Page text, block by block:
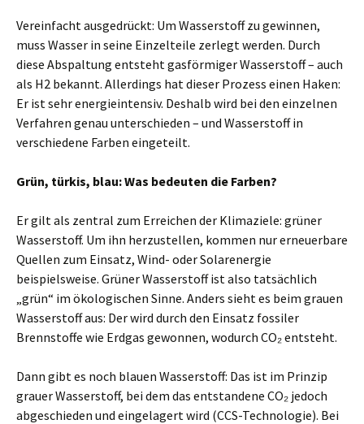
Vereinfacht ausgedrückt: Um Wasserstoff zu gewinnen,
muss Wasser in seine Einzelteile zerlegt werden. Durch
diese Abspaltung entsteht gasförmiger Wasserstoff – auch
als H2 bekannt. Allerdings hat dieser Prozess einen Haken:
Er ist sehr energie­intensiv. Deshalb wird bei den einzelnen
Verfahren genau unterschieden – und Wasserstoff in
verschiedene Farben eingeteilt.
Grün, türkis, blau: Was bedeuten die Farben?
Er gilt als zentral zum Erreichen der Klimaziele: grüner
Wasserstoff. Um ihn herzustellen, kommen nur erneuerbare
Quellen zum Einsatz, Wind- oder Solarenergie
beispielsweise. Grüner Wasserstoff ist also tatsächlich
„grün“ im ökologischen Sinne. Anders sieht es beim grauen
Wasserstoff aus: Der wird durch den Einsatz fossiler
Brennstoffe wie Erdgas gewonnen, wodurch CO₂ entsteht.
Dann gibt es noch blauen Wasserstoff: Das ist im Prinzip
grauer Wasserstoff, bei dem das entstandene CO₂ jedoch
abgeschieden und eingelagert wird (CCS-Technologie). Bei